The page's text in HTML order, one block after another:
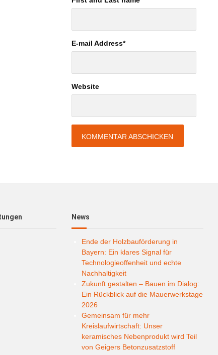
E-mail Address*
Website
News
Ende der Holzbauförderung in
Bayern: Ein klares Signal für
Technologieoffenheit und echte
Nachhaltigkeit
Zukunft gestalten – Bauen im Dialog:
Ein Rückblick auf die Mauerwerkstage
2026
Gemeinsam für mehr
Kreislaufwirtschaft: Unser
keramisches Nebenprodukt wird Teil
von Geigers Betonzusatzstoff